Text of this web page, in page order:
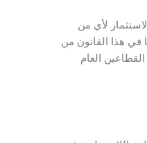
لأي من
في هذا القانون من
العام